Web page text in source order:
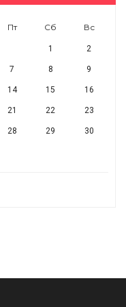
Пт Сб Вс
1 2
7 8 9
14 15 16
21 22 23
28 29 30